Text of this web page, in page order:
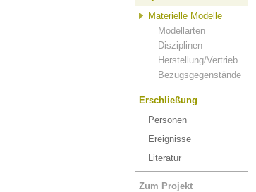
Materielle Modelle
Modellarten
Disziplinen
Herstellung/Vertrieb
Bezugsgegenstände
Erschließung
Personen
Ereignisse
Literatur
Zum Projekt